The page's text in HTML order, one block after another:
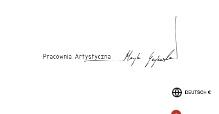
DEUTSCH €